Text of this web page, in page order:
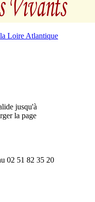
la Loire Atlantique
jusqu'à
la page
02 51 82 35 20